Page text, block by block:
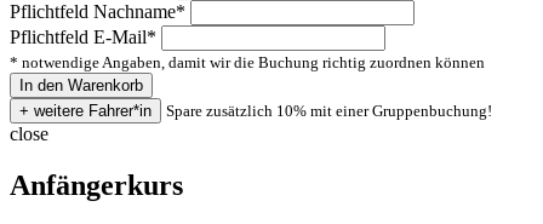
Pflichtfeld Nachname*
Pflichtfeld E-Mail*
* notwendige Angaben, damit wir die Buchung richtig zuordnen können
Spare zusätzlich 10% mit einer Gruppenbuchung!
close
Anfängerkurs